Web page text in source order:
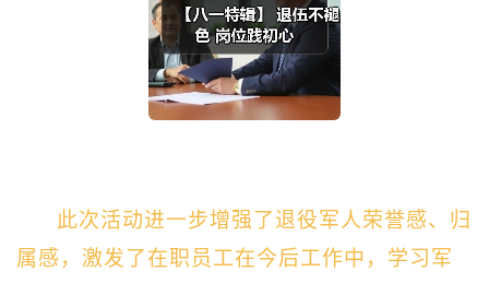
此次活动进一步增强了退役军人荣誉感、归
属感，激发了在职员工在今后工作中，学习军